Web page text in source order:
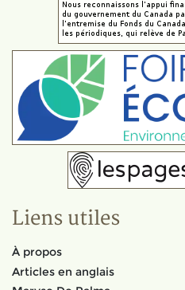
Liens utiles
À propos
Articles en anglais